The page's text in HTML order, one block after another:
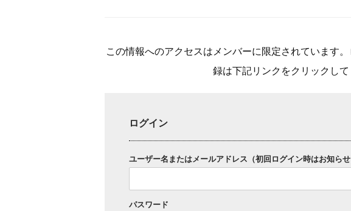
この情報へのアクセスはメンバーに限定されています
録は下記リンクをクリックして
ログイン
ユーザー名またはメールアドレス（初回ログイン時はお知ら
パスワード